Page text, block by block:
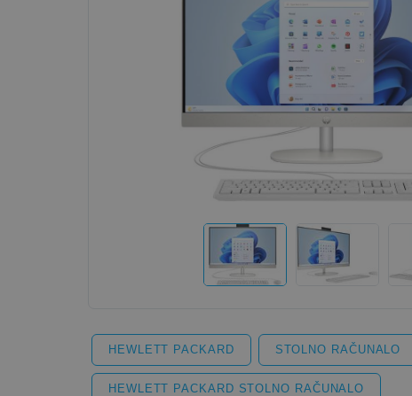
HEWLETT PACKARD STOLNO RAČUNALO
HEWLETT PACKARD STOLNO RAČUNALO